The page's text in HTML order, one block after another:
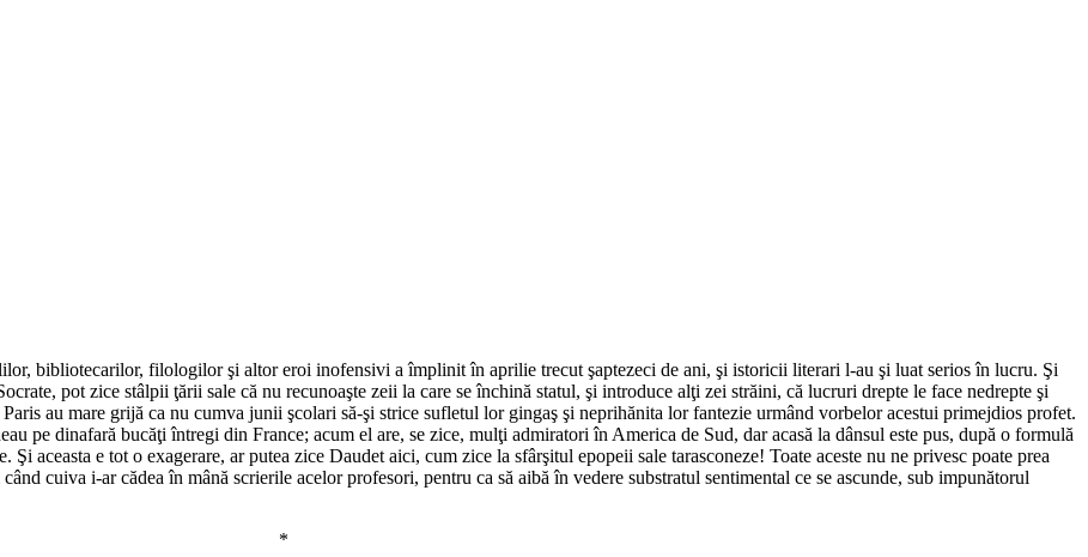
bibliotecarilor, filologilor şi altor eroi inofensivi a împlinit în aprilie trecut şaptezeci de ani, şi istoricii literari l-au şi luat serios în lucru. Şi
pot zice stâlpii ţării sale că nu recunoaşte zeii la care se închină statul, şi introduce alţi zei străini, că lucruri drepte le face nedrepte şi
au mare grijă ca nu cumva junii şcolari să-şi strice sufletul lor gingaş şi neprihănita lor fantezie urmând vorbelor acestui primejdios profet.
pe dinafară bucăţi întregi din France; acum el are, se zice, mulţi admiratori în America de Sud, dar acasă la dânsul este pus, după o formulă
aceasta e tot o exagerare, ar putea zice Daudet aici, cum zice la sfârşitul epopeii sale tarasconeze! Toate aceste nu ne privesc poate prea
cuiva i-ar cădea în mână scrierile acelor profesori, pentru ca să aibă în vedere substratul sentimental ce se ascunde, sub impunătorul
*